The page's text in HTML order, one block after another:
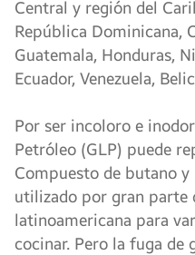
Central y región del
República Dominicana,
Guatemala, Honduras,
Ecuador, Venezuela,
Por ser incoloro e
Petróleo (GLP) puede
Compuesto de butano y
utilizado por gran parte
latinoamericana para
cocinar. Pero la fuga de